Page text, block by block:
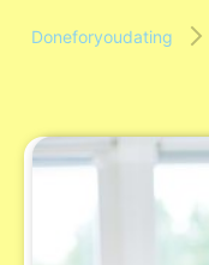
Doneforyoudating